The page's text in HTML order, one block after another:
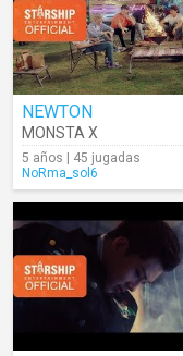
NEWTON
MONSTA X
5 años | 45 jugadas
NoRma_sol6